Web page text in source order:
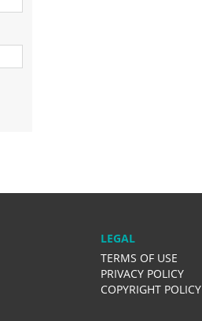
LEGAL
TERMS OF USE
PRIVACY POLICY
COPYRIGHT POLICY